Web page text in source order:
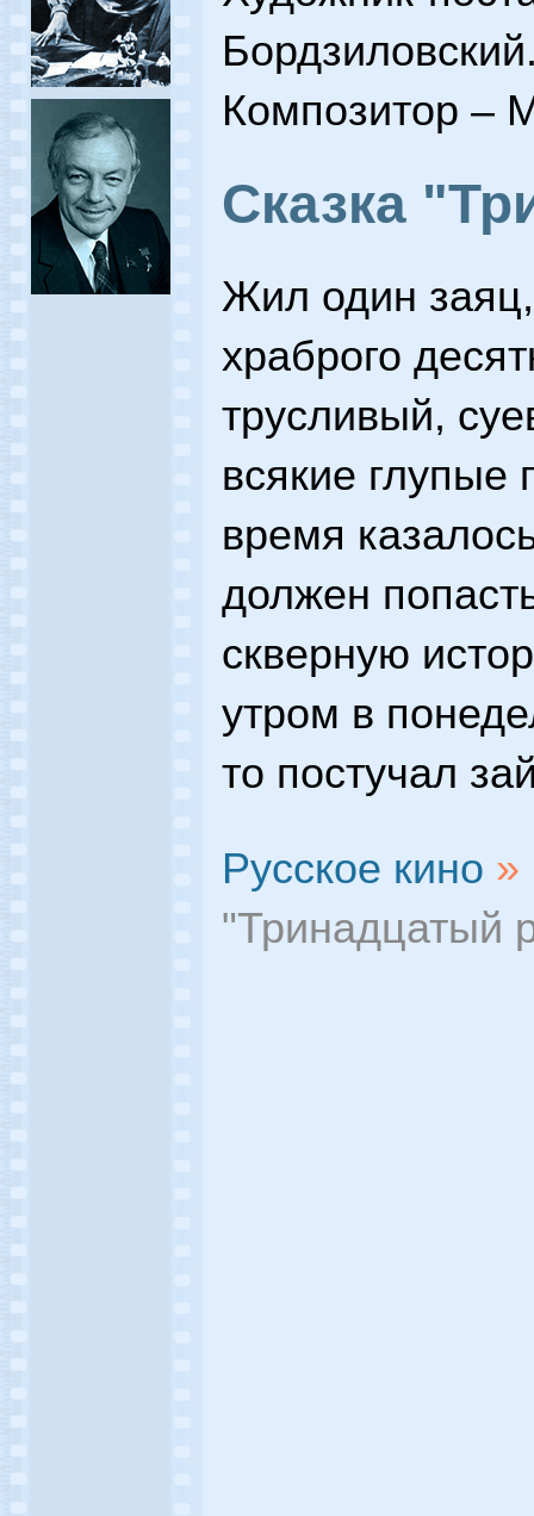
Композитор –
Сказка
Жил один
храброго
трусливый,
всякие глупые
время
должен
скверную
утром в
то постучал
Русское кино »
"Тринадцатый